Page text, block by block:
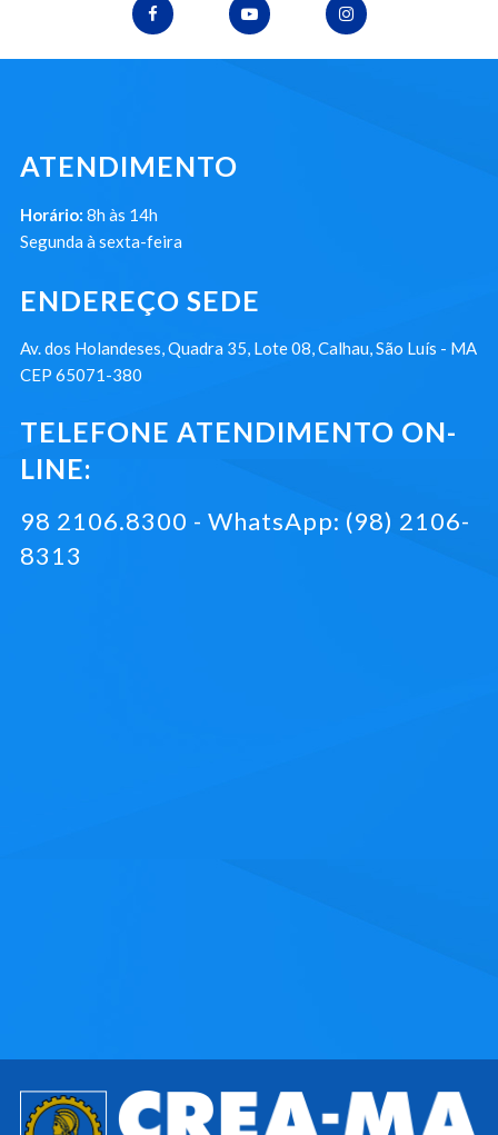
ATENDIMENTO
Horário: 8h às 14h
Segunda à sexta-feira
ENDEREÇO SEDE
Av. dos Holandeses, Quadra 35, Lote 08, Calhau, São Luís - MA
CEP 65071-380
TELEFONE ATENDIMENTO ON-
LINE:
98 2106.8300 - WhatsApp: (98) 2106-
8313